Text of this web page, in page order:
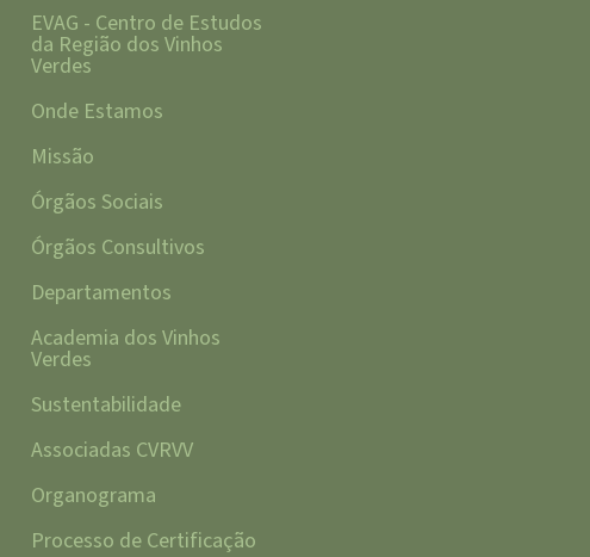
EVAG - Centro de Estudos
da Região dos Vinhos
Verdes
Onde Estamos
Missão
Órgãos Sociais
Órgãos Consultivos
Departamentos
Academia dos Vinhos
Verdes
Sustentabilidade
Associadas CVRVV
Organograma
Processo de Certificação